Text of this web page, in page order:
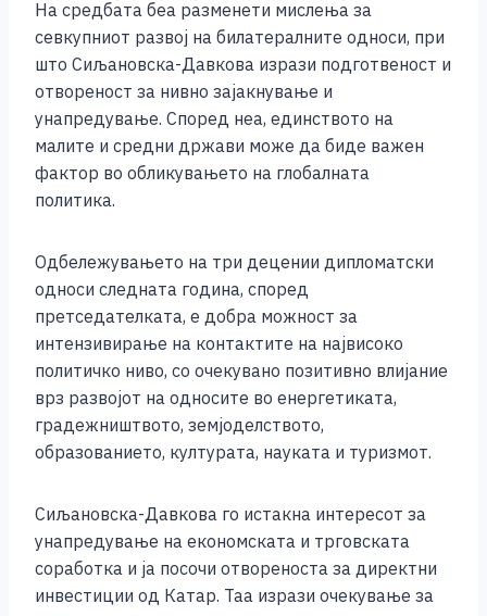
i
n
e
На средбата беа разменети мислења за
севкупниот развој на билатералните односи, при
што Сиљановска-Давкова изрази подготвеност и
отвореност за нивно зајакнување и
унапредување. Според неа, единството на
малите и средни држави може да биде важен
фактор во обликувањето на глобалната
политика.
Одбележувањето на три децении дипломатски
односи следната година, според
претседателката, е добра можност за
интензивирање на контактите на највисоко
политичко ниво, со очекувано позитивно влијание
врз развојот на односите во енергетиката,
градежништвото, земјоделството,
образованието, културата, науката и туризмот.
Сиљановска-Давкова го истакна интересот за
унапредување на економската и трговската
соработка и ја посочи отвореноста за директни
инвестиции од Катар. Таа изрази очекување за